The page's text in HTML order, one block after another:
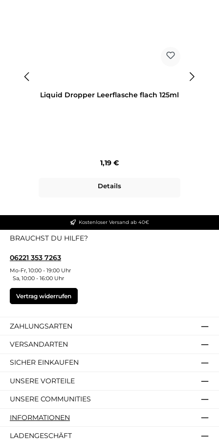
Liquid Dropper Leerflasche flach 125ml
Regulärer Preis:
1,19 €
Details
Kostenloser Versand ab 40€
BRAUCHST DU HILFE?
06221 353 7263
Mo-Fr, 10:00 - 19:00 Uhr
Sa, 10:00 - 16:00 Uhr
Vertrag widerrufen
ZAHLUNGSARTEN
VERSANDARTEN
SICHER EINKAUFEN
UNSERE VORTEILE
UNSERE COMMUNITIES
INFORMATIONEN
LADENGESCHÄFT